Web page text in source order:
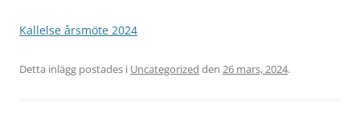
Kallelse årsmöte 2024
Detta inlägg postades i Uncategorized den 26 mars, 2024.